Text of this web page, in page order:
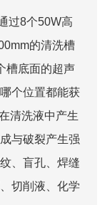
过8个50W高
的清洗槽
槽底面的超声
个位置都能获
清洗液中产生
与破裂产生强
、盲孔、焊缝
切削液、化学